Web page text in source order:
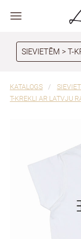
SIEVIETĒM > T-
KATALOGS
T-KREKLI AR LATVJU